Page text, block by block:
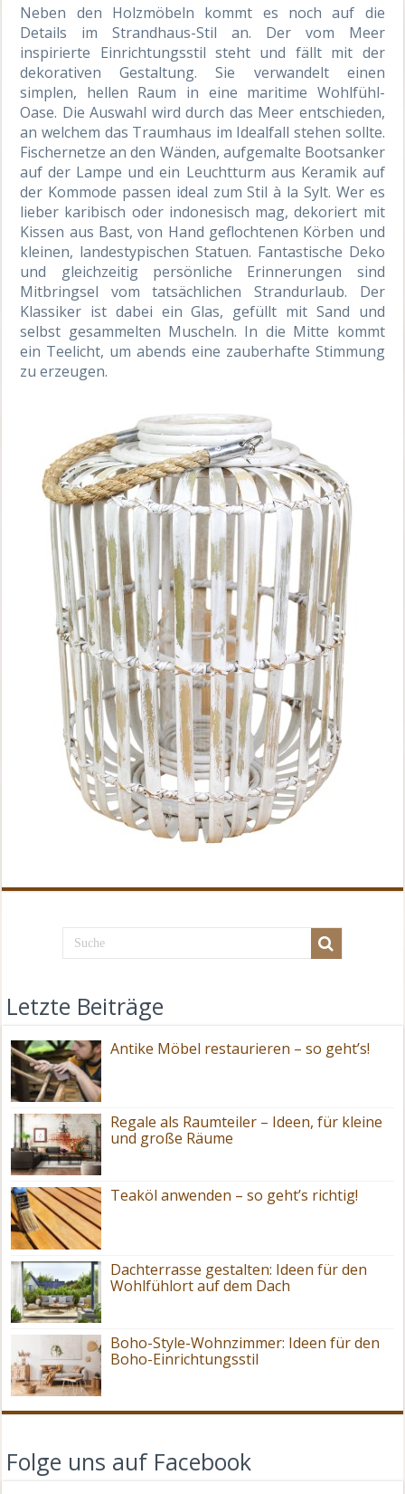
Neben den Holzmöbeln kommt es noch auf die
Details im Strandhaus-Stil an. Der vom Meer
inspirierte Einrichtungsstil steht und fällt mit der
dekorativen Gestaltung. Sie verwandelt einen
simplen, hellen Raum in eine maritime Wohlfühl-
Oase. Die Auswahl wird durch das Meer entschieden,
an welchem das Traumhaus im Idealfall stehen sollte.
Fischernetze an den Wänden, aufgemalte Bootsanker
auf der Lampe und ein Leuchtturm aus Keramik auf
der Kommode passen ideal zum Stil à la Sylt. Wer es
lieber karibisch oder indonesisch mag, dekoriert mit
Kissen aus Bast, von Hand geflochtenen Körben und
kleinen, landestypischen Statuen. Fantastische Deko
und gleichzeitig persönliche Erinnerungen sind
Mitbringsel vom tatsächlichen Strandurlaub. Der
Klassiker ist dabei ein Glas, gefüllt mit Sand und
selbst gesammelten Muscheln. In die Mitte kommt
ein Teelicht, um abends eine zauberhafte Stimmung
zu erzeugen.
Letzte Beiträge
Antike Möbel restaurieren – so geht’s!
Regale als Raumteiler – Ideen, für kleine
und große Räume
Teaköl anwenden – so geht’s richtig!
Dachterrasse gestalten: Ideen für den
Wohlfühlort auf dem Dach
Boho-Style-Wohnzimmer: Ideen für den
Boho-Einrichtungsstil
Folge uns auf Facebook